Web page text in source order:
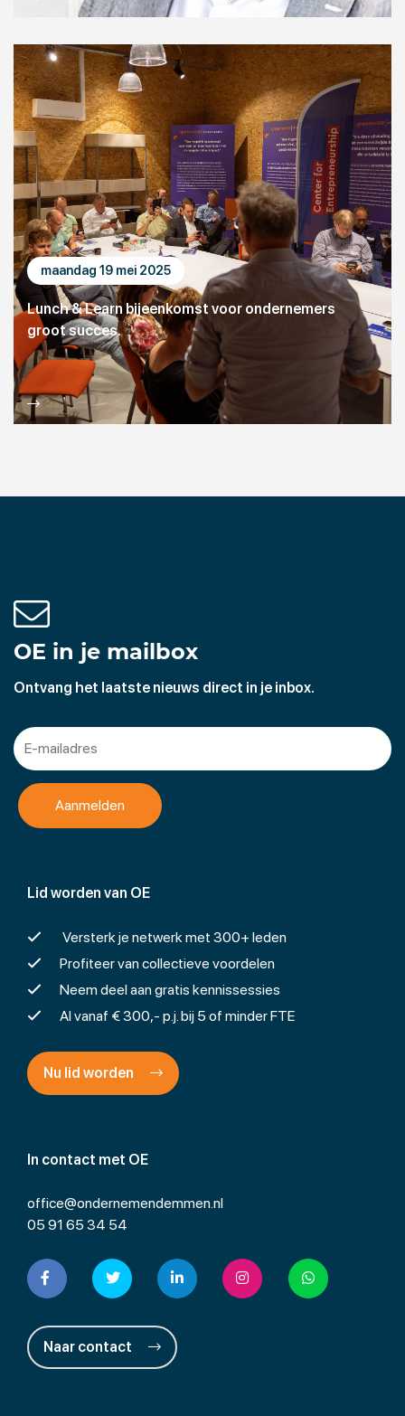
maandag 19 mei 2025
Lunch & Learn bijeenkomst voor ondernemers
groot succes.
In contact met OE
office@ondernemendemmen.nl
05 91 65 34 54
Naar contact
Lid worden van OE
Versterk je netwerk met 300+ leden
Profiteer van collectieve voordelen
Neem deel aan gratis kennissessies
Al vanaf € 300,- p.j. bij 5 of minder FTE
Nu lid worden
OE in je mailbox
Ontvang het laatste nieuws direct in je inbox.